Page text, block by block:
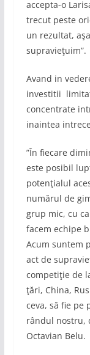
accepta-o
trecut peste
un rezultat,
supravieţuim”.
Avand in
investitii
concentrate
inaintea
”În fiecare
este posibil
potenţialul
numărul de
grup mic, cu
facem echipe
Acum suntem
act de
competiţie de
ţări, China,
ceva, să fie pe
rândul nostru,
Octavian Belu.